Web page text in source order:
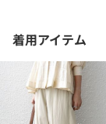
着用アイテム